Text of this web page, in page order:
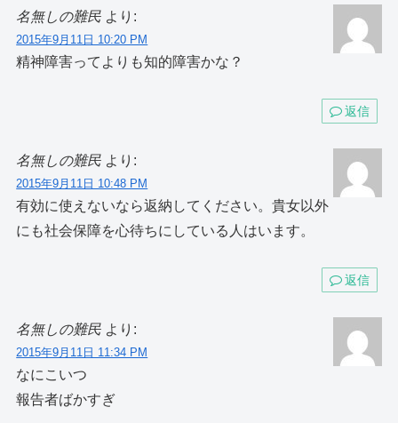
名無しの難民 より:
2015年9月11日 10:20 PM
精神障害ってよりも知的障害かな？
返信
名無しの難民 より:
2015年9月11日 10:48 PM
有効に使えないなら返納してください。貴女以外
にも社会保障を心待ちにしている人はいます。
返信
名無しの難民 より:
2015年9月11日 11:34 PM
なにこいつ
報告者ばかすぎ